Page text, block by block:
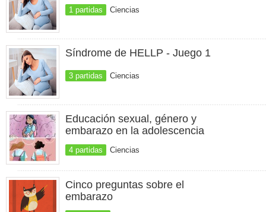
1 partidas Ciencias
Síndrome de HELLP - Juego 1
3 partidas Ciencias
Educación sexual, género y
embarazo en la adolescencia
4 partidas Ciencias
Cinco preguntas sobre el
embarazo